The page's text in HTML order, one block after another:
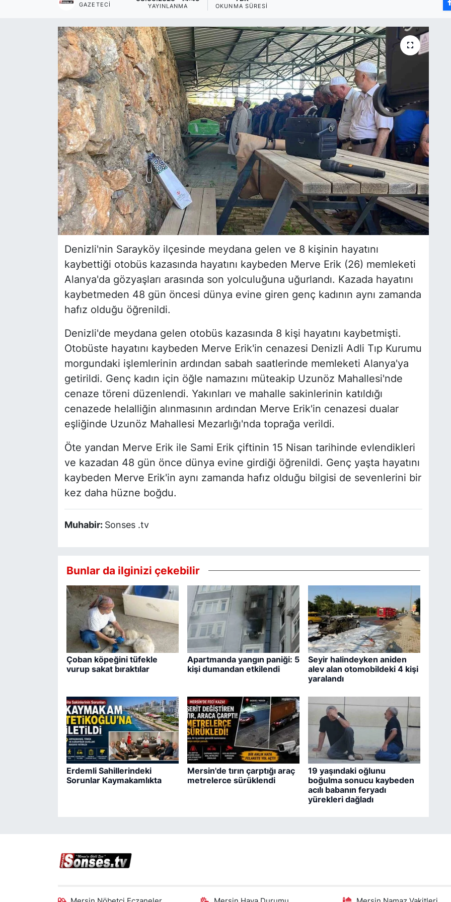
GAZETECI YAYINLANMA OKUNMA SÜRESI
Denizli'nin Sarayköy ilçesinde meydana gelen ve 8 kişinin hayatını
kaybettiği otobüs kazasında hayatını kaybeden Merve Erik (26) memleketi
Alanya'da gözyaşları arasında son yolculuğuna uğurlandı. Kazada hayatını
kaybetmeden 48 gün öncesi dünya evine giren genç kadının aynı zamanda
hafız olduğu öğrenildi.
Denizli'de meydana gelen otobüs kazasında 8 kişi hayatını kaybetmişti.
Otobüste hayatını kaybeden Merve Erik'in cenazesi Denizli Adli Tıp Kurumu
morgundaki işlemlerinin ardından sabah saatlerinde memleketi Alanya'ya
getirildi. Genç kadın için öğle namazını müteakip Uzunöz Mahallesi'nde
cenaze töreni düzenlendi. Yakınları ve mahalle sakinlerinin katıldığı
cenazede helalliğin alınmasının ardından Merve Erik'in cenazesi dualar
eşliğinde Uzunöz Mahallesi Mezarlığı'nda toprağa verildi.
Öte yandan Merve Erik ile Sami Erik çiftinin 15 Nisan tarihinde evlendikleri
ve kazadan 48 gün önce dünya evine girdiği öğrenildi. Genç yaşta hayatını
kaybeden Merve Erik'in aynı zamanda hafız olduğu bilgisi de sevenlerini bir
kez daha hüzne boğdu.
Muhabir: Sonses .tv
Bunlar da ilginizi çekebilir
Çoban köpeğini tüfekle
vurup sakat bıraktılar
Apartmanda yangın paniği: 5
kişi dumandan etkilendi
Seyir halindeyken aniden
alev alan otomobildeki 4 kişi
yaralandı
Erdemli Sahillerindeki
Sorunlar Kaymakamlıkta
Mersin'de tırın çarptığı araç
metrelerce sürüklendi
19 yaşındaki oğlunu
boğulma sonucu kaybeden
acılı babanın feryadı
yürekleri dağladı
YEREL HABER
Haberde insan
Tanıtım